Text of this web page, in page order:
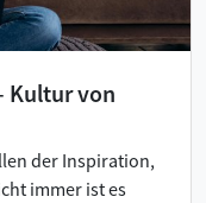
Kultur von
der Inspiration,
immer ist es